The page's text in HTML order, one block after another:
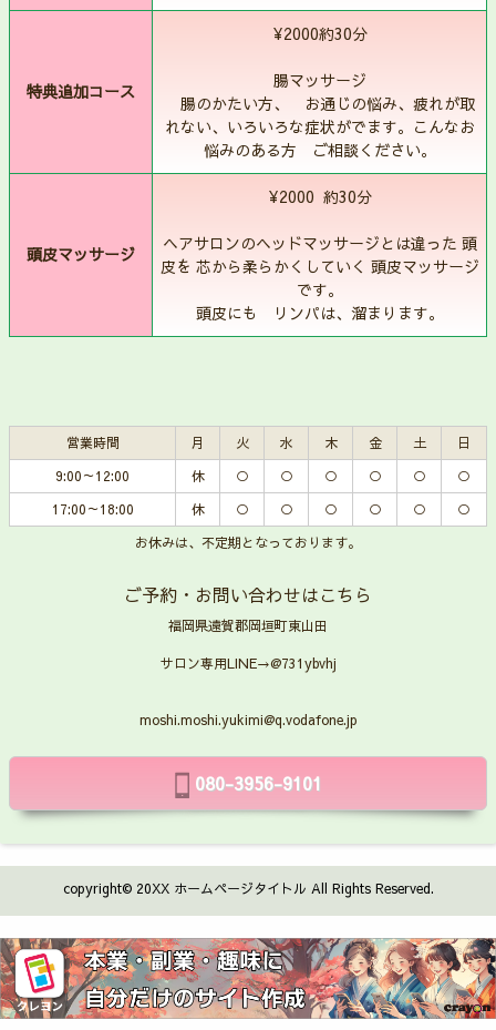
特典追加コース
¥2000約30分
腸マッサージ
腸のかたい方、 お通じの悩み、疲れが取
れない、いろいろな症状がでます。こんなお
悩みのある方 ご相談ください。
頭皮マッサージ
¥2000 約30分
ヘアサロンのヘッドマッサージとは違った 頭
皮を 芯から柔らかくしていく 頭皮マッサージ
です。
頭皮にも リンパは、溜まります。
営業時間 月 火 水 木 金 土
日
9:00～12:00
休 ○ ○ ○ ○ ○
○
17:00～18:00
休 ○ ○ ○ ○ ○
○
お休みは、不定期となっております。
ご予約・お問い合わせはこちら
福岡県遠賀郡岡垣町東山田
サロン専用LINE→@731ybvhj
moshi.moshi.yukimi@q.vodafone.jp
080-3956-9101
copyright© 20XX ホームページタイトル All Rights Reserved.